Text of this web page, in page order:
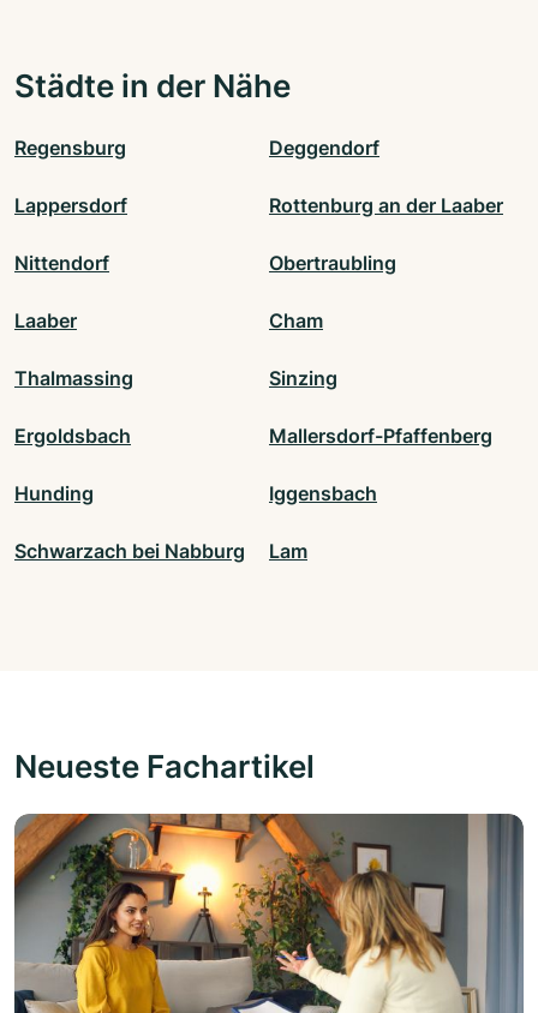
Städte in der Nähe
Regensburg Deggendorf
Lappersdorf Rottenburg an der Laaber
Nittendorf Obertraubling
Laaber Cham
Thalmassing Sinzing
Ergoldsbach Mallersdorf-Pfaffenberg
Hunding Iggensbach
Schwarzach bei Nabburg Lam
Neueste Fachartikel